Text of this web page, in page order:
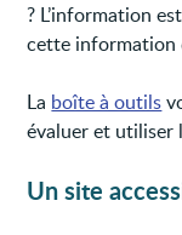
? L’information
cette information
La boîte à outils
évaluer et utiliser
Un site